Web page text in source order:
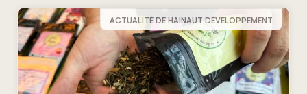
ACTUALITÉ DE HAINAUT DÉVELOPPEMENT